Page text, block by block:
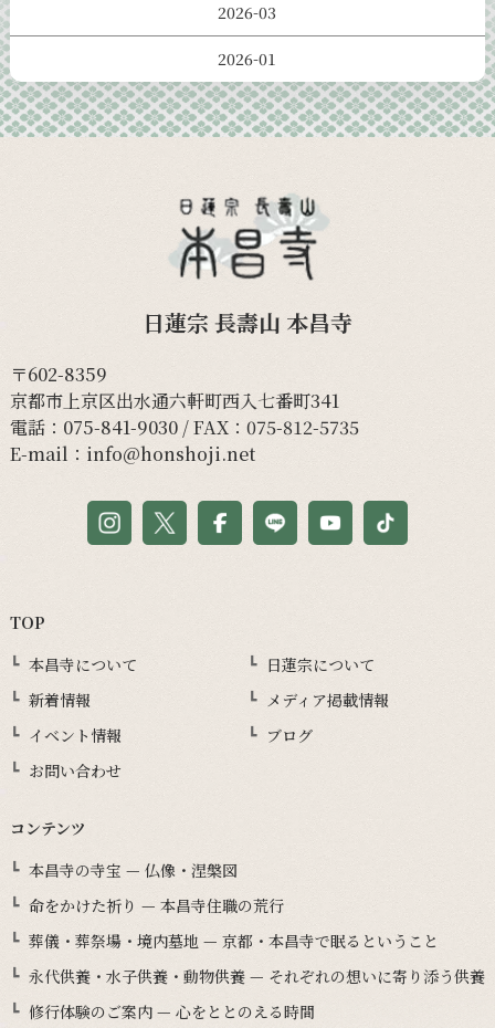
2026-03
2026-01
日蓮宗 長壽山 本昌寺
〒602-8359
京都市上京区出水通六軒町西入七番町341
電話： 075-841-9030/ FAX：075-812-5735
E-mail： info@honshoji.net
TOP
本昌寺について
日蓮宗について
新着情報
メディア掲載情報
イベント情報
ブログ
お問い合わせ
コンテンツ
本昌寺の寺宝 — 仏像・涅槃図
命をかけた祈り — 本昌寺住職の荒行
葬儀・葬祭場・境内墓地 — 京都・本昌寺で眠るということ
永代供養・水子供養・動物供養 — それぞれの想いに寄り添う供養
修行体験のご案内 — 心をととのえる時間